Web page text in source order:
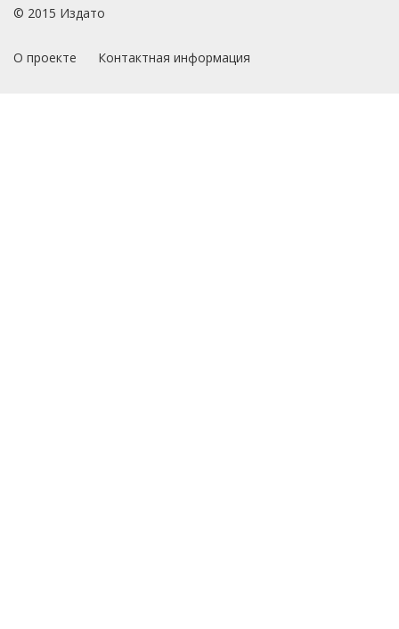
© 2015 Издато
О проекте Контактная информация